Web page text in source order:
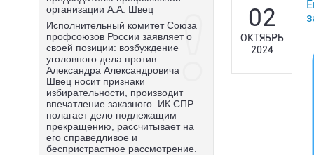
организации А.А. Швец
Исполнительный комитет Союза
профсоюзов России заявляет о
своей позиции: возбуждение
уголовного дела против
Александра Александровича
Швец носит признаки
избирательности, производит
впечатление заказного. ИК СПР
полагает дело подлежащим
прекращению, рассчитывает на
его справедливое и
беспристрастное рассмотрение.
02
ОКТЯБРЬ
2024